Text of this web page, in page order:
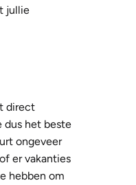
jullie
direct
dus het beste
ongeveer
er vakanties
hebben om